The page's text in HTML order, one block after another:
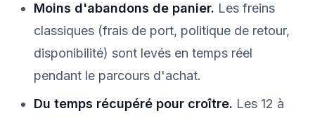
Moins d'abandons de panier. Les freins
classiques (frais de port, politique de retour,
disponibilité) sont levés en temps réel
pendant le parcours d'achat.
Du temps récupéré pour croître. Les 12 à